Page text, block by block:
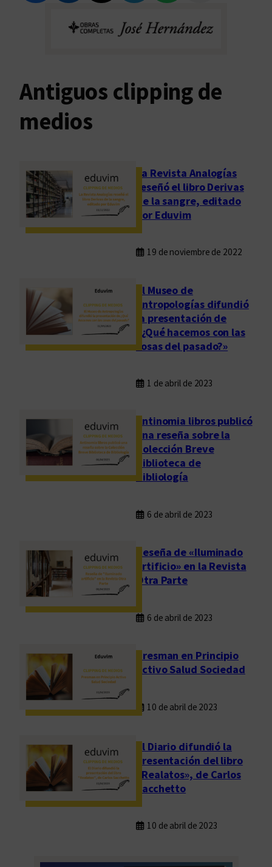
Antiguos clipping de
medios
La Revista Analogías
reseñó el libro Derivas
de la sangre, editado
por Eduvim
19 de noviembre de 2022
El Museo de
Antropologías difundió
la presentación de
«¿Qué hacemos con las
cosas del pasado?»
1 de abril de 2023
Antinomia libros publicó
una reseña sobre la
Colección Breve
Biblioteca de
Bibliología
6 de abril de 2023
Reseña de «Iluminado
artificio» en la Revista
Otra Parte
6 de abril de 2023
Presman en Principio
Activo Salud Sociedad
10 de abril de 2023
El Diario difundió la
presentación del libro
«Realatos», de Carlos
Sacchetto
10 de abril de 2023